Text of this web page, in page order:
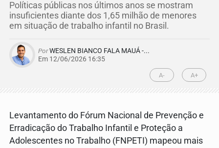
Políticas públicas nos últimos anos se mostram
insuficientes diante dos 1,65 milhão de menores
em situação de trabalho infantil no Brasil.
PorWESLEN BIANCO FALA MAUÁ -...
Em 12/06/2026 16:35
A- A+
Levantamento do Fórum Nacional de Prevenção e
Erradicação do Trabalho Infantil e Proteção a
Adolescentes no Trabalho (FNPETI) mapeou mais